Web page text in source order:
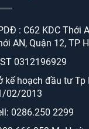
: C62 KDC Thới
AN, Quận 12, TP
0312196929
kế hoạch đầu tư Tp
02/2013
0286.250 2299